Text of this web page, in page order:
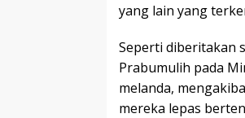
yang lain yang
Seperti diberitakan
Prabumulih pada
melanda,
mereka lepas